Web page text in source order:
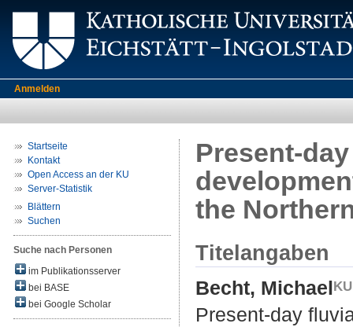
Anmelden
Startseite
Kontakt
Open Access an der KU
Server-Statistik
Blättern
Suchen
Suche nach Personen
im Publikationsserver
bei BASE
bei Google Scholar
Present-
the
Titelangaben
Becht, Michael
Present-day